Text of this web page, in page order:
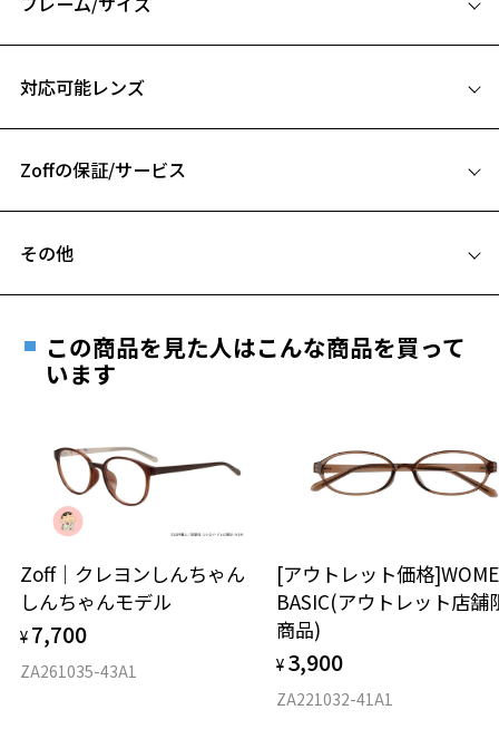
※アウトレット商品は、販売から一定期間経過した商品などです。キ
ズ、汚れなどがあるB級品ではございません。
B ブリッジ(鼻部分)の横幅：16mm
仕上がり寸法
D 仕上がりの横幅：約140mm
対応可能レンズ
フレームとレンズの合計料金を知りたい方へ
Zoffの保証/サービス
安心1 フレーム１年間品質保証
きます。
※保証期間内に交換が行われた場合、保証期間は初期の期間から
延長されません。
安心2 視力測定無料
視力の変化を早めに発見するために、定期的な視
力測定をおすすめいたします。
安心3 かかり具合調整無料
その他
ご希望のお客さまは、「レンズ交換券」をお選びのうえ、
最寄りのZoff実店舗にてレンズをお買い求めください。
※サングラスやパッケージ品では「レンズ交換券」はお選び
談ください。
＜メガネの度数情報がわからない方へ＞
オンラインストアでフレームのみ購入して、
実店舗で度付きにできます
ご購入時に「レンズ交換券」をお選びいただくと、実店舗で
度数を測定のうえ、度付きレンズ（標準セットレンズ）へ無
この商品を見た人はこんな商品を買って
います
Zoff｜クレヨンしんちゃん
しんちゃんモデル
¥ 7,700
ZA261035-43A1
[アウトレット価格
BASIC(アウトレット店舗
商品)
¥ 3,900
ZA221032-41A1